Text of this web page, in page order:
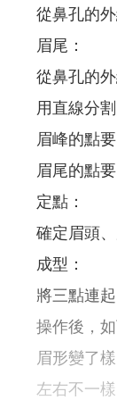
從鼻孔的
眉尾：
從鼻孔的
用直線分
眉峰的點
眉尾的點
定點：
確定眉頭
成型：
將三點連
操作後，
眉形變了樣
左右不一樣